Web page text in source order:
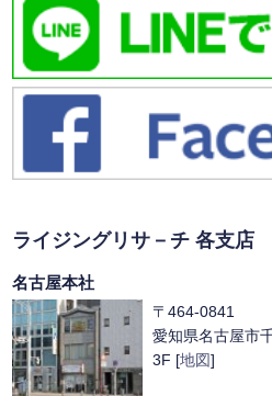
ライジングリサ－チ 各支店
名古屋本社
〒464-0841
愛知県名古屋市
3F [地図]